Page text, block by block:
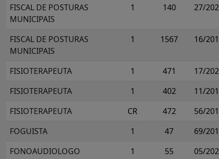
FISCAL DE POSTURAS
MUNICIPAIS
1 140 27/
FISCAL DE POSTURAS
MUNICIPAIS
1 1567 16/
FISIOTERAPEUTA 1 471
17/
FISIOTERAPEUTA
1 402
11/
FISIOTERAPEUTA
CR 472
56/
FOGUISTA
1 47
69/
FONOAUDIOLOGO
1 55
05/